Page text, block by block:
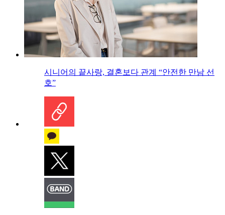
시니어의 끝사랑, 결혼보다 관계 “안전한 만남 선
호”